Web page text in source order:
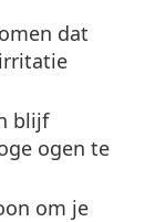
dat
blijf
ogen te
om je